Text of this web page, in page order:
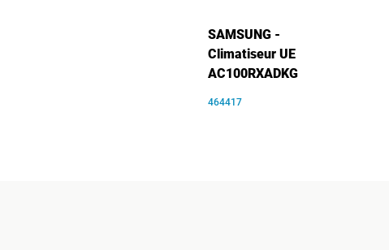
SAMSUNG -
Climatiseur UE
AC100RXADKG
464417